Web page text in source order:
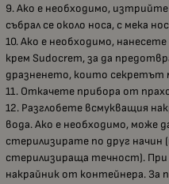
9. Ако е необходимо,
събрал се около носа, с мека
10. Ако е необходимо,
крем Sudocrem, за да
дразненето, които секретът
11. Откачете прибора от
12. Разглобете всмукващия
вода. Ако е необходимо, може
стерилизирате по друг начин
стерилизираща течност).
накрайник от контейнера. За